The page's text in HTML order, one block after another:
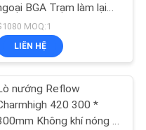
BGA Trạm làm lại
hồng ngoại
MOQ:1
LIÊN HỆ
nướng Reflow
420 300 *
Không khí nóng +